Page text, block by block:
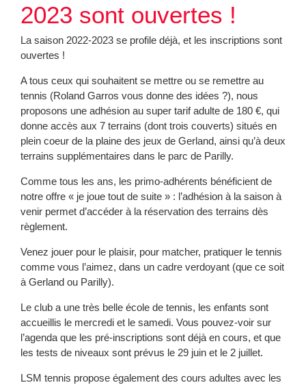
2023 sont ouvertes !
La saison 2022-2023 se profile déjà, et les inscriptions sont
ouvertes !
A tous ceux qui souhaitent se mettre ou se remettre au
tennis (Roland Garros vous donne des idées ?), nous
proposons une adhésion au super tarif adulte de 180 €, qui
donne accès aux 7 terrains (dont trois couverts) situés en
plein coeur de la plaine des jeux de Gerland, ainsi qu’à deux
terrains supplémentaires dans le parc de Parilly.
Comme tous les ans, les primo-adhérents bénéficient de
notre offre « je joue tout de suite » : l’adhésion à la saison à
venir permet d’accéder à la réservation des terrains dès
règlement.
Venez jouer pour le plaisir, pour matcher, pratiquer le tennis
comme vous l’aimez, dans un cadre verdoyant (que ce soit
à Gerland ou Parilly).
Le club a une très belle école de tennis, les enfants sont
accueillis le mercredi et le samedi. Vous pouvez-voir sur
l’agenda que les pré-inscriptions sont déjà en cours, et que
les tests de niveaux sont prévus le 29 juin et le 2 juillet.
LSM tennis propose également des cours adultes avec les